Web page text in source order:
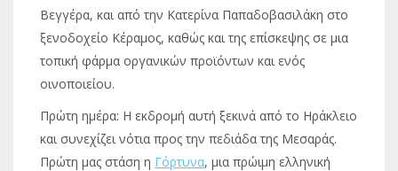
Βεγγέρα, και από την Κατερίνα Παπαδοβασιλάκη στο
ξενοδοχείο Κέραμος, καθώς και της επίσκεψης σε μια
τοπική φάρμα οργανικών προϊόντων και ενός
οινοποιείου.
Πρώτη ημέρα: Η εκδρομή αυτή ξεκινά από το Ηράκλειο
και συνεχίζει νότια προς την πεδιάδα της Μεσαράς.
Πρώτη μας στάση η Γόρτυνα, μια πρώιμη ελληνική